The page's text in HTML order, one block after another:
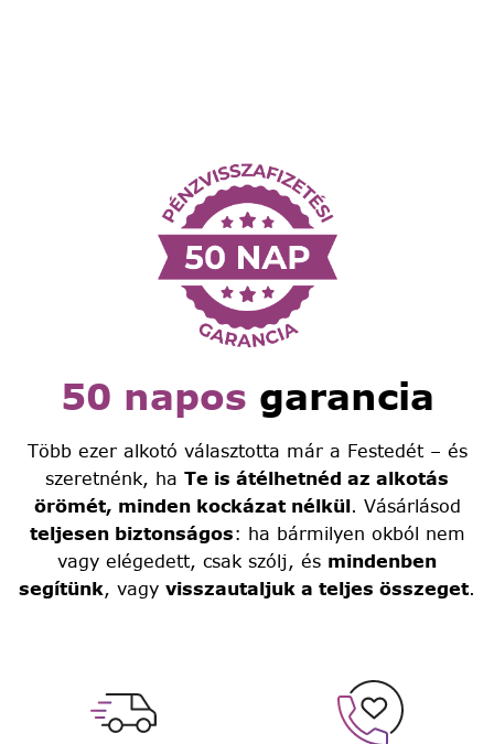
50 napos garancia
Több ezer alkotó választotta már a Festedét – és
szeretnénk, ha Te is átélhetnéd az alkotás
örömét, minden kockázat nélkül. Vásárlásod
teljesen biztonságos: ha bármilyen okból nem
vagy elégedett, csak szólj, és mindenben
segítünk, vagy visszautaljuk a teljes összeget.